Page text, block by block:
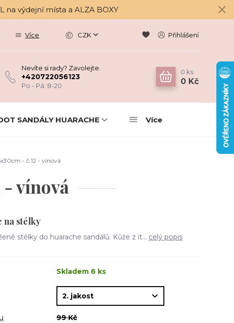
na výdejní místa a ALZA BOXY
Více CZK Přihlášení
Nevíte si rady? Zavolejte.
+420722056123
Po - Pá: 8-20
0 ks
0 Kč
SANDÁLY HUARACHE Více
- č.12 - vínová
- vínová
na stélky
stélky do huarache sandálů. Kůže z it... celý popis
Skladem 6 ks
99 Kč